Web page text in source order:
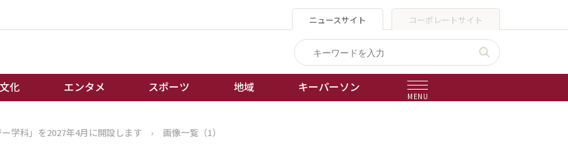
ニュースサイト コーポレートサイト
化 エンタメ スポーツ 地域 キーパーソン
MENU
ネス
誰もが輝いて働く社会へ
学科」を2027年4月に開設します › 画像一覧（1）